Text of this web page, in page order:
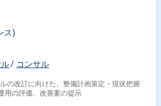
ス)
コンサル
の改訂に向けた、整備計画策定・現状把握
用の評価、改善案の提示